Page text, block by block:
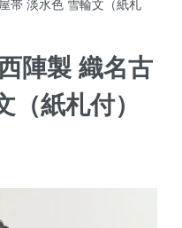
帯 淡水色 雪輪文（紙札
陣製 織名古
（紙札付）